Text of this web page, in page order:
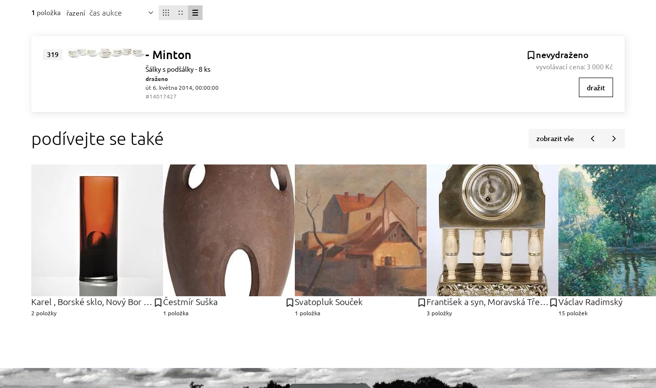
1 položka řazení čas aukce
319 - Minton
Šálky s podšálky - 8 ks
draženo
út 6. května 2014, 00:00:00
#14017427
nevydraženo
vyvolávací cena: 3 000 Kč
dražit
podívejte se také zobrazit vše
Karel , Borské sklo, Nový Bor Wűnsch
2 položky
Čestmír Suška
1 položka
Svatopluk Souček
1 položka
František a syn, Moravská Třebová Bibus
3 položky
Václav Radimský
15 položek